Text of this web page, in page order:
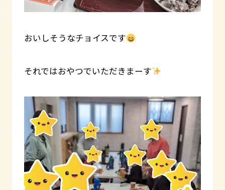
おいしそうなチョイスです
それではおやつでいただきまーす